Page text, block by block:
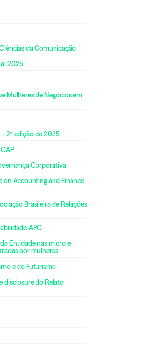
da Comunicação
2025
Mulheres de Negócios em
2ª edição de 2025
Corporativa
Accounting and Finance
Brasileira de Relações
APC
Entidade nas micro e
por mulheres
e do Futurismo
disclosure do Relato